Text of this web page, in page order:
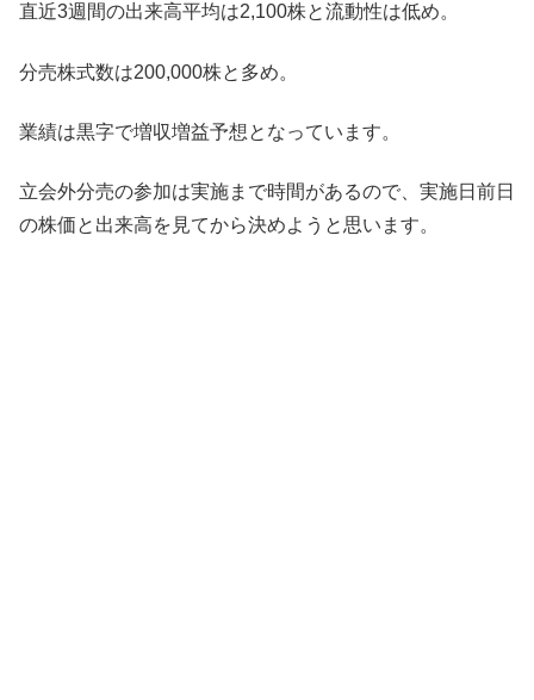
直近3週間の出来高平均は2,100株と流動性は低め。
分売株式数は200,000株と多め。
業績は黒字で増収増益予想となっています。
立会外分売の参加は実施まで時間があるので、実施日前日
の株価と出来高を見てから決めようと思います。